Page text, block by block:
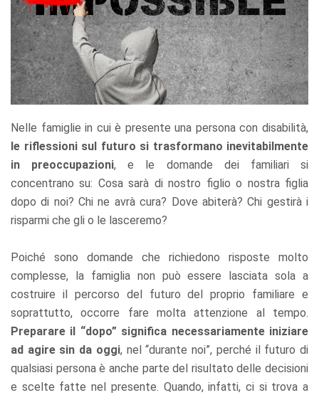
Nelle famiglie in cui è presente una persona con disabilità,
le riflessioni sul futuro si trasformano inevitabilmente
in preoccupazioni, e le domande dei familiari si
concentrano su: Cosa sarà di nostro figlio o nostra figlia
dopo di noi? Chi ne avrà cura? Dove abiterà? Chi gestirà i
risparmi che gli o le lasceremo?
Poiché sono domande che richiedono risposte molto
complesse, la famiglia non può essere lasciata sola a
costruire il percorso del futuro del proprio familiare e
soprattutto, occorre fare molta attenzione al tempo.
Preparare il “dopo” significa necessariamente iniziare
ad agire sin da oggi, nel “durante noi”, perché il futuro di
qualsiasi persona è anche parte del risultato delle decisioni
e scelte fatte nel presente. Quando, infatti, ci si trova a